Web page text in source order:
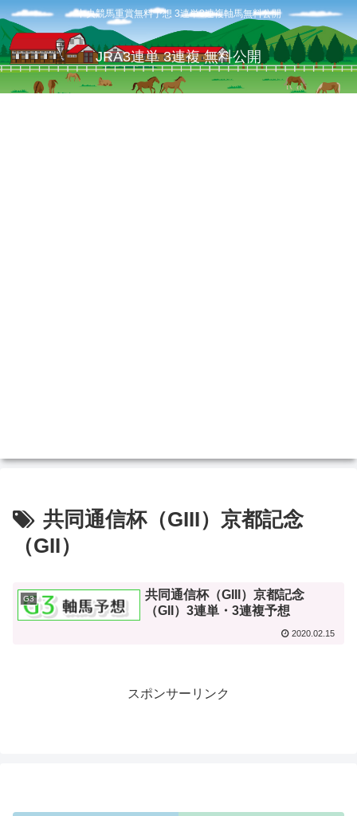
中央競馬重賞無料予想 3連単3連複軸馬無料公開
JRA3連単 3連複 無料公開
共同通信杯（GIII）京都記念
（GII）
G3
共同通信杯（GIII）京都記念
（GII）3連単・3連複予想
2020.02.15
スポンサーリンク